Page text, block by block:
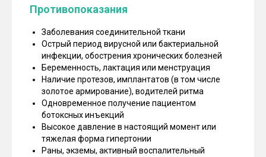
Противопоказания
Заболевания соединительной ткани
Острый период вирусной или бактериальной
инфекции, обострения хронических болезней
Беременность, лактация или менструация
Наличие протезов, имплантатов (в том числе
золотое армирование), водителей ритма
Одновременное получение пациентом
ботоксных инъекций
Высокое давление в настоящий момент или
тяжелая форма гипертонии
Раны, экземы, активный воспалительный